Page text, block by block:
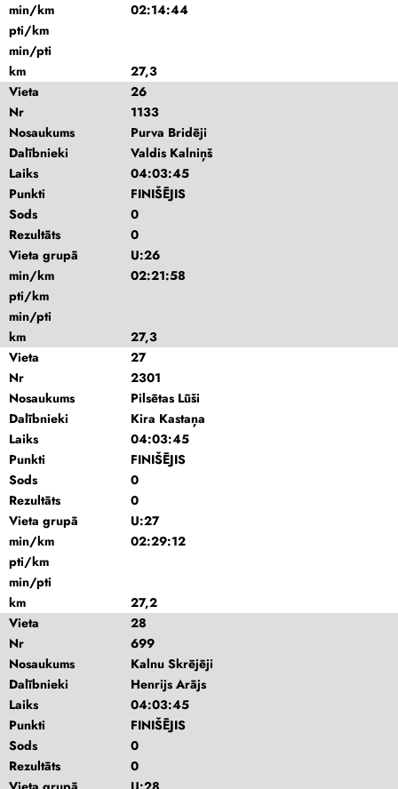
min/km
02:14:44
pti/km
min/pti
km
27,3
Vieta
26
Nr
1133
Nosaukums
Purva Bridēji
Dalībnieki
Valdis Kalniņš
Laiks
04:03:45
Punkti
FINIŠĒJIS
Sods
0
Rezultāts
0
Vieta grupā
U:26
min/km
02:21:58
pti/km
min/pti
km
27,3
Vieta
27
Nr
2301
Nosaukums
Pilsētas Lūši
Dalībnieki
Kira Kastaņa
Laiks
04:03:45
Punkti
FINIŠĒJIS
Sods
0
Rezultāts
0
Vieta grupā
U:27
min/km
02:29:12
pti/km
min/pti
km
27,2
Vieta
28
Nr
699
Nosaukums
Kalnu Skrējēji
Dalībnieki
Henrijs Arājs
Laiks
04:03:45
Punkti
FINIŠĒJIS
Sods
0
Rezultāts
0